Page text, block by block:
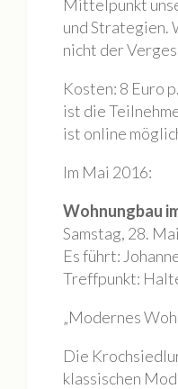
Mieten
Rundgang
BILDAUSWAHL 2023
Tag der Offenen
Nacht der Kunst
Fotos Kultur im
Die Geschichte
MONOPOL
Mittelpunkt
und Strategien.
nicht der
Kosten: 8 Euro
ist die
ist online
Im Mai 2016:
Wohnungbau
Samstag, 28.
Es führt:
Treffpunkt:
„Modernes
Die
klassischen